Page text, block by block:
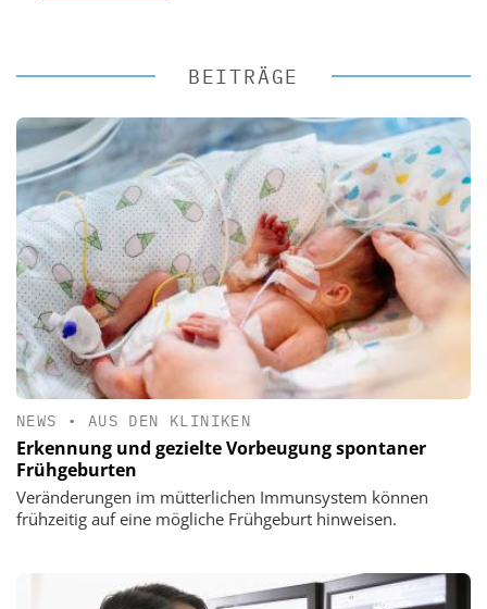
BEITRÄGE
NEWS • AUS DEN KLINIKEN
Erkennung und gezielte Vorbeugung spontaner
Frühgeburten
Veränderungen im mütterlichen Immunsystem können
frühzeitig auf eine mögliche Frühgeburt hinweisen.